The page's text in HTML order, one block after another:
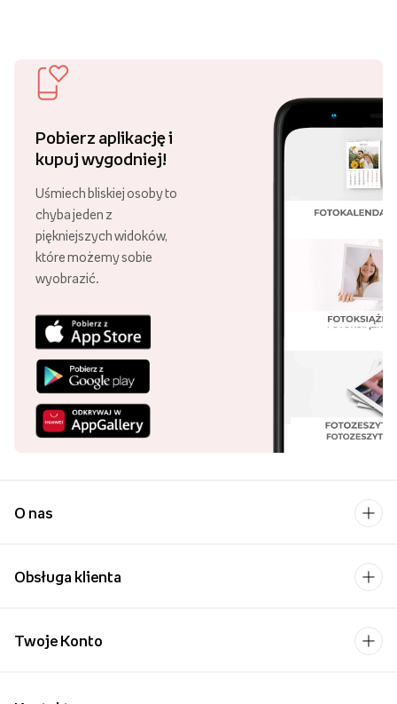
Pobierz aplikację i
kupuj wygodniej!
Uśmiech bliskiej osoby to
chyba jeden z
piękniejszych widoków,
które możemy sobie
wyobrazić.
O nas
Obsługa klienta
Twoje Konto